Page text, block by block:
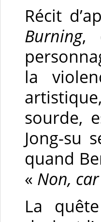
Récit
Burning,
la
sourde,
Jong-su
quand
« Non,
La